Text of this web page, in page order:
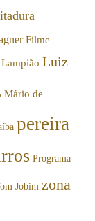
Filme
Lampião Luiz
Mário de
pereira
Programa
Jobim zona